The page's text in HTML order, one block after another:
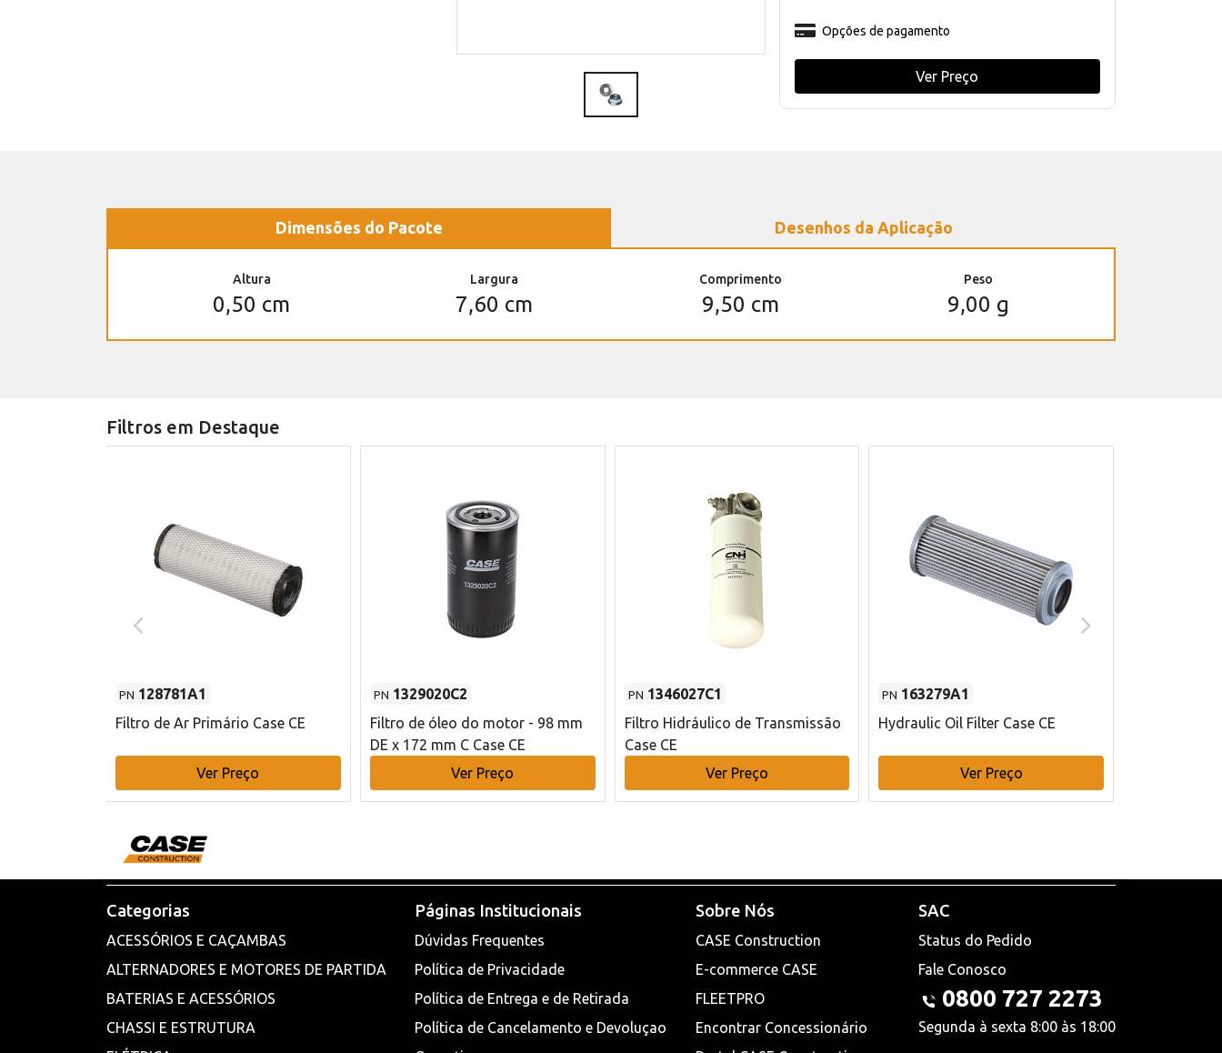
Opções de pagamento
Ver Preço
Dimensões do Pacote Desenhos da Aplicação
Altura
0,50 cm
Largura
7,60 cm
Comprimento
9,50 cm
Peso
9,00 g
Filtros em Destaque
PN 128781A1
Filtro de Ar Primário Case CE
Ver Preço
PN 1329020C2
Filtro de óleo do motor - 98 mm
DE x 172 mm C Case CE
Ver Preço
PN 1346027C1
Filtro Hidráulico de Transmissão
Case CE
Ver Preço
PN 163279A1
Hydraulic Oil Filter Case CE
Ver Preço
Categorias
ACESSÓRIOS E CAÇAMBAS
ALTERNADORES E MOTORES DE PARTIDA
BATERIAS E ACESSÓRIOS
CHASSI E ESTRUTURA
Páginas Institucionais
Dúvidas Frequentes
Política de Privacidade
Política de Entrega e de Retirada
Política de Cancelamento e Devoluçao
Sobre Nós
CASE Construction
E-commerce CASE
FLEETPRO
Encontrar Concessionário
SAC
Status do Pedido
Fale Conosco
0800 727 2273
Segunda à sexta 8:00 às 18:00